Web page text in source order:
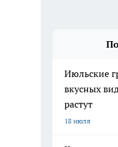
Июльские
вкусных
растут
18 июля